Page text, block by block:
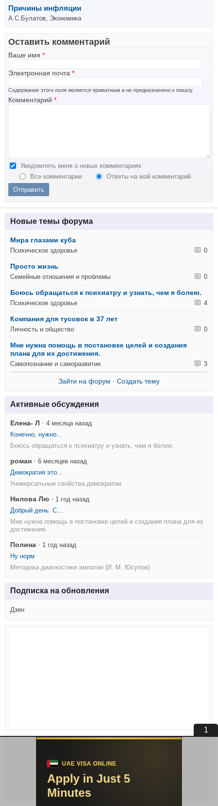
Причины инфляции
А.С.Булатов, Экономика
Оставить комментарий
Ваше имя *
Электронная почта *
Содержание этого поля является приватным и не предназначено к показу.
Комментарий *
Уведомлять меня о новых комментариях
Все комментарии
Ответы на мой комментарий
Новые темы форума
Мира глазами куба
Психическое здоровье 0
Просто жизнь
Семейные отношения и проблемы 0
Боюсь обращаться к психиатру и узнать, чем я болею.
Психическое здоровье 4
Компания для тусовок в 37 лет
Личность и общество 0
Мне нужна помощь в постановке целей и создания
плана для их достижения.
Самопознание и саморазвитие 3
Зайти на форум · Создать тему
Активные обсуждения
Елена- Л ·4 месяца назад
Конечно, нужно...
Боюсь обращаться к психиатру и узнать, чем я болею.
роман ·6 месяцев назад
Демократия это...
Универсальные свойства демократии
Нилова Лю · 1 год назад
Добрый день. С...
Мне нужна помощь в постановке целей и создания плана для их
достижения.
Полина · 1 год назад
Ну норм
Методика диагностики эмпатии (И. М. Юсупов)
Подписка на обновления
Дзен